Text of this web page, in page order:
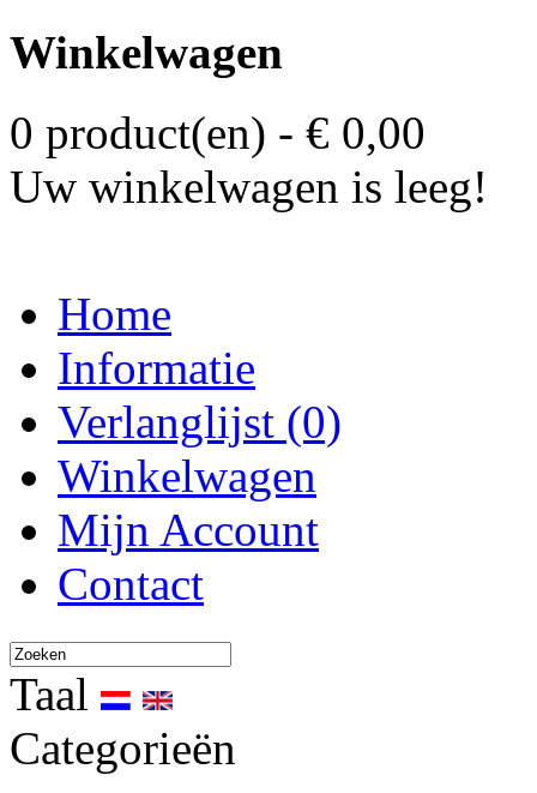
Winkelwagen
0 product(en) - € 0,00
Uw winkelwagen is leeg!
Home
Informatie
Verlanglijst (0)
Winkelwagen
Mijn Account
Contact
Taal
Categorieën